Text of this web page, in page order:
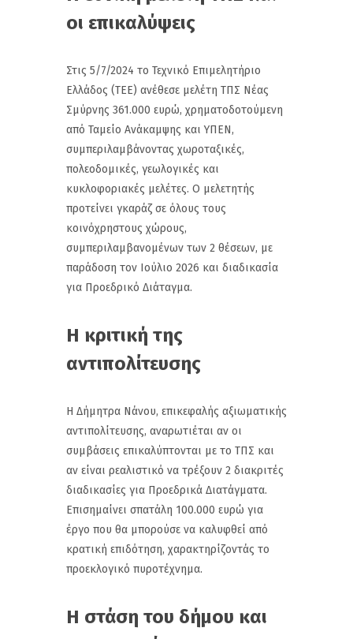
οι επικαλύψεις
Στις 5/7/2024 το Τεχνικό Επιμελητήριο
Ελλάδος (ΤΕΕ) ανέθεσε μελέτη ΤΠΣ Νέας
Σμύρνης 361.000 ευρώ, χρηματοδοτούμενη
από Ταμείο Ανάκαμψης και ΥΠΕΝ,
συμπεριλαμβάνοντας χωροταξικές,
πολεοδομικές, γεωλογικές και
κυκλοφοριακές μελέτες. Ο μελετητής
προτείνει γκαράζ σε όλους τους
κοινόχρηστους χώρους,
συμπεριλαμβανομένων των 2 θέσεων, με
παράδοση τον Ιούλιο 2026 και διαδικασία
για Προεδρικό Διάταγμα.
Η κριτική της
αντιπολίτευσης
Η Δήμητρα Νάνου, επικεφαλής αξιωματικής
αντιπολίτευσης, αναρωτιέται αν οι
συμβάσεις επικαλύπτονται με το ΤΠΣ και
αν είναι ρεαλιστικό να τρέξουν 2 διακριτές
διαδικασίες για Προεδρικά Διατάγματα.
Επισημαίνει σπατάλη 100.000 ευρώ για
έργο που θα μπορούσε να καλυφθεί από
κρατική επιδότηση, χαρακτηρίζοντάς το
προεκλογικό πυροτέχνημα.
Η στάση του δήμου και